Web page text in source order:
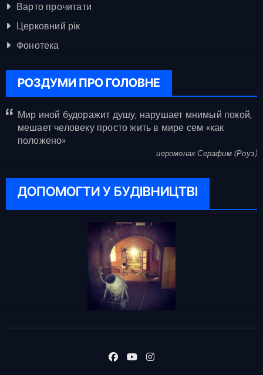
Варто прочитати
Церковний рік
Фонотека
РОЗДУМИ ПРО ГОЛОВНЕ
Мир иной будоражит душу, нарушает мнимый покой,
мешает человеку просто жить в мире сем «как
положено»
иеромонах Серафим (Роуз)
ДОПОМОГТИ У БУДІВНИЦТВІ